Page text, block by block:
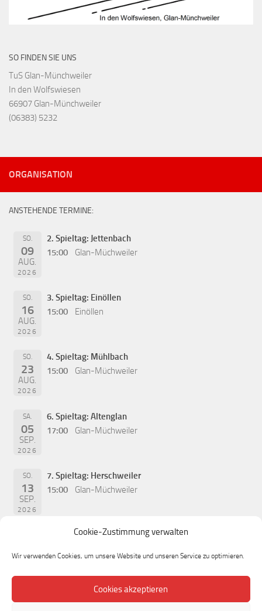
Cookie-Zustimmung verwalten
Wir verwenden Cookies, um unsere Website und unseren Service zu optimieren.
Cookies akzeptieren
SO FINDEN SIE UNS
TuS Glan-Münchweiler
In den Wolfswiesen
66907 Glan-Münchweiler
(06383) 5232
ORGANISATION
ANSTEHENDE TERMINE:
SO.
09
AUG.
2026
2. Spieltag: Jettenbach
15:00
Glan-Müchweiler
SO.
16
AUG.
2026
3. Spieltag: Einöllen
15:00
Einöllen
SO.
23
AUG.
2026
4. Spieltag: Mühlbach
15:00
Glan-Müchweiler
SA.
05
SEP.
2026
6. Spieltag: Altenglan
17:00
Glan-Müchweiler
SO.
13
SEP.
2026
7. Spieltag: Herschweiler
15:00
Glan-Müchweiler